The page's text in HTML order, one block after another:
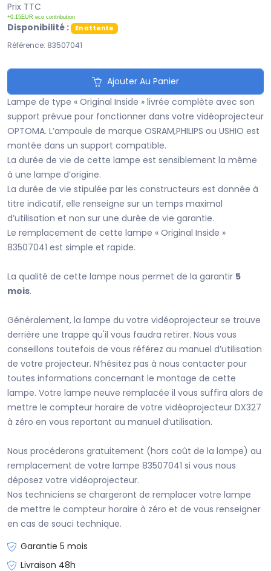
Prix TTC
+0.15EUR eco contribution
Disponibilité : En attente
Référence: 83507041
Ajouter Au Panier
Lampe de type « Original Inside » livrée complète avec son
support prévue pour fonctionner dans votre vidéoprojecteur
OPTOMA. L’ampoule de marque OSRAM,PHILIPS ou USHIO est
montée dans un support compatible.
La durée de vie de cette lampe est sensiblement la même
à une lampe d’origine.
La durée de vie stipulée par les constructeurs est donnée à
titre indicatif, elle renseigne sur un temps maximal
d’utilisation et non sur une durée de vie garantie.
Le remplacement de cette lampe « Original Inside »
83507041 est simple et rapide.
La qualité de cette lampe nous permet de la garantir 5
mois.
Généralement, la lampe du votre vidéoprojecteur se trouve
derrière une trappe qu'il vous faudra retirer. Nous vous
conseillons toutefois de vous référez au manuel d’utilisation
de votre projecteur. N’hésitez pas à nous contacter pour
toutes informations concernant le montage de cette
lampe. Votre lampe neuve remplacée il vous suffira alors de
mettre le compteur horaire de votre vidéoprojecteur DX327
à zéro en vous reportant au manuel d’utilisation.
Nous procéderons gratuitement (hors coût de la lampe) au
remplacement de votre lampe 83507041 si vous nous
déposez votre vidéoprojecteur.
Nos techniciens se chargeront de remplacer votre lampe
de mettre le compteur horaire à zéro et de vous renseigner
en cas de souci technique.
Garantie 5 mois
Livraison 48h